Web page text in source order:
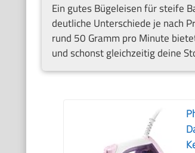
Ein gutes Bügeleisen für steife
deutliche Unterschiede je nach
rund 50 Gramm pro Minute
und schonst gleichzeitig deine